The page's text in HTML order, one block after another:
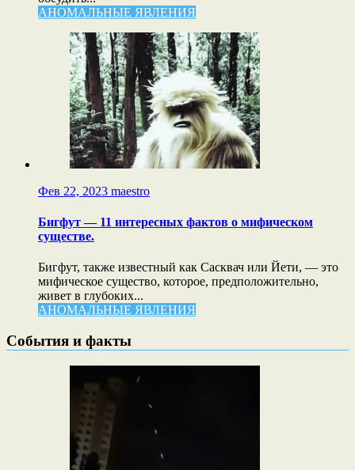
АНОМАЛЬНЫЕ ЯВЛЕНИЯ
Фев 22, 2023 maestro
Бигфут — 11 интересных фактов о мифическом
существе.
Бигфут, также известный как Сасквач или Йети, — это
мифическое существо, которое, предположительно,
живет в глубоких...
АНОМАЛЬНЫЕ ЯВЛЕНИЯ
События и факты